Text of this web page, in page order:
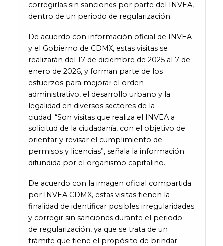
corregirlas sin sanciones por parte del INVEA,
dentro de un periodo de regularización.
De acuerdo con información oficial de INVEA
y el Gobierno de CDMX, estas visitas se
realizarán del 17 de diciembre de 2025 al 7 de
enero de 2026, y forman parte de los
esfuerzos para mejorar el orden
administrativo, el desarrollo urbano y la
legalidad en diversos sectores de la
ciudad. “Son visitas que realiza el INVEA a
solicitud de la ciudadanía, con el objetivo de
orientar y revisar el cumplimiento de
permisos y licencias”, señala la información
difundida por el organismo capitalino.
De acuerdo con la imagen oficial compartida
por INVEA CDMX, estas visitas tienen la
finalidad de identificar posibles irregularidades
y corregir sin sanciones durante el periodo
de regularización, ya que se trata de un
trámite que tiene el propósito de brindar